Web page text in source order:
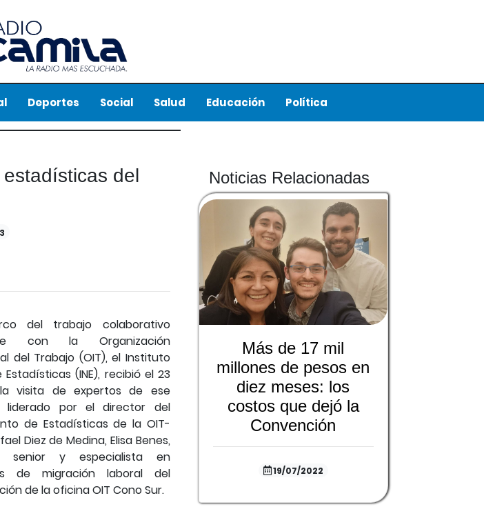
Deportes Social Salud Educación Política
del
del trabajo colaborativo
con la Organización
del Trabajo (OIT), el Instituto
Estadísticas (INE), recibió el 23
visita de expertos de ese
liderado por el director del
de Estadísticas de la OIT-
Diez de Medina, Elisa Benes,
senior y especialista en
de migración laboral del
de la oficina OIT Cono Sur.
Noticias Relacionadas
Más de 17 mil
millones de pesos en
diez meses: los
costos que dejó la
Convención
19/07/2022